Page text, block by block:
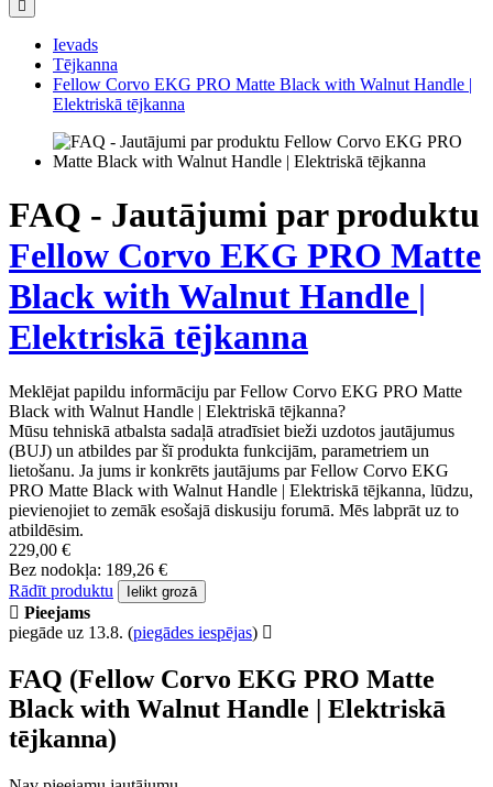
Ievads
Tējkanna
Fellow Corvo EKG PRO Matte Black with Walnut Handle |
Elektriskā tējkanna
FAQ - Jautājumi par produktu
Fellow Corvo EKG PRO Matte
Black with Walnut Handle |
Elektriskā tējkanna
Meklējat papildu informāciju par Fellow Corvo EKG PRO Matte
Black with Walnut Handle | Elektriskā tējkanna?
Mūsu tehniskā atbalsta sadaļā atradīsiet bieži uzdotos jautājumus
(BUJ) un atbildes par šī produkta funkcijām, parametriem un
lietošanu. Ja jums ir konkrēts jautājums par Fellow Corvo EKG
PRO Matte Black with Walnut Handle | Elektriskā tējkanna, lūdzu,
pievienojiet to zemāk esošajā diskusiju forumā. Mēs labprāt uz to
atbildēsim.
229,00 €
Bez nodokļa: 189,26 €
Rādīt produktu
Ielikt grozā
Pieejams
piegāde uz 13.8. (piegādes iespējas)
FAQ (Fellow Corvo EKG PRO Matte
Black with Walnut Handle | Elektriskā
tējkanna)